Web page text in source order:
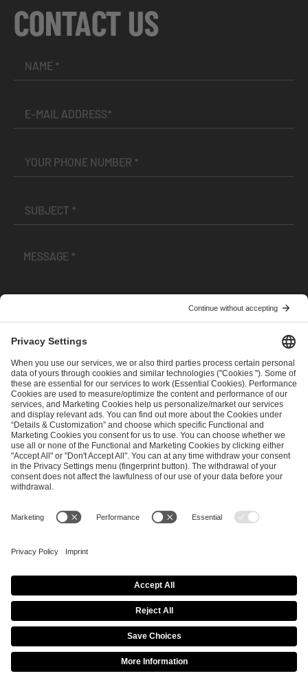
CONTACT US
andPrivacy Policy
SEND MESSAGE
CAREER MEDIA RIGHTS
© 2026 ESL FACEIT GROUP
Imprint Privacy Policy Cookie Policy
Terms of Use
Copyright Policy
Procurement Policy
Whistleblowing
Modern Slavery Statement
Security & Disclosure